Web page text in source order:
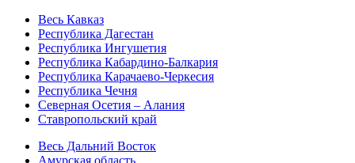
Весь Кавказ
Республика Дагестан
Республика Ингушетия
Республика Кабардино-Балкария
Республика Карачаево-Черкесия
Республика Чечня
Северная Осетия – Алания
Ставропольский край
Весь Дальний Восток
Амурская область